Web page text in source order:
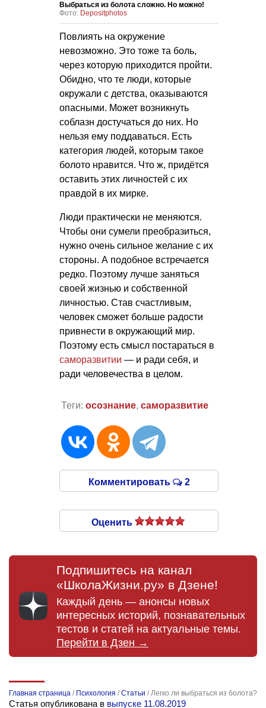
Выбраться из болота сложно. Но можно!
Фото: Depositphotos
Повлиять на окружение
невозможно. Это тоже та боль,
через которую приходится пройти.
Обидно, что те люди, которые
окружали с детства, оказываются
опасными. Может возникнуть
соблазн достучаться до них. Но
нельзя ему поддаваться. Есть
категория людей, которым такое
болото нравится. Что ж, придётся
оставить этих личностей с их
правдой в их мирке.
Люди практически не меняются.
Чтобы они сумели преобразиться,
нужно очень сильное желание с их
стороны. А подобное встречается
редко. Поэтому лучше заняться
своей жизнью и собственной
личностью. Став счастливым,
человек сможет больше радости
привнести в окружающий мир.
Поэтому есть смысл постараться в
саморазвитии — и ради себя, и
ради человечества в целом.
Теги: осознание, саморазвитие
Комментировать 2
Оценить
Подпишитесь на канал
«ШколаЖизни.ру» в Дзене!
Каждый день — анонсы новых
интересных историй, познавательных
тестов и статей на актуальные темы.
Перейти в Дзен →
Главная страница / Психология /Статьи /Легко ли выбраться из болота?
Статья опубликована в выпуске 11.08.2019